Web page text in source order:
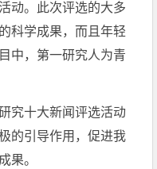
动。此次评选的大多
科学成果，而且年轻
中，第一研究人为青
究十大新闻评选活动
的引导作用，促进我
果。